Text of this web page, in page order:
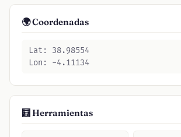
🌍 Coordenadas
Lat: 38.98554
Lon: -4.11134
🧮 Herramientas